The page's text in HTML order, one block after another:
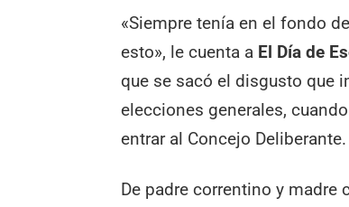
«Siempre tenía en el fondo
esto», le cuenta a El Día de
que se sacó el disgusto que
elecciones generales,
entrar al Concejo Deliberante.
De padre correntino y madre